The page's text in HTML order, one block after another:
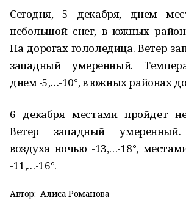
Сегодня, 5 декабря, днем
небольшой снег, в южных
На дорогах гололедица. Ветер
западный умеренный.
днем -5,…-10°, в южных районах до
6 декабря местами пройдет
Ветер западный умеренный.
воздуха ночью -13,…-18°,
-11,…-16°.
Автор: Алиса Романова